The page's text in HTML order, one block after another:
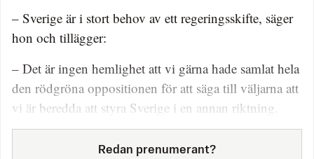
– Sverige är i stort behov av ett regeringsskifte, säger
hon och tillägger:
– Det är ingen hemlighet att vi gärna hade samlat hela
den rödgröna oppositionen för att säga till väljarna att
vi är beredda att styra Sverige i en annan riktning.
Redan prenumerant?